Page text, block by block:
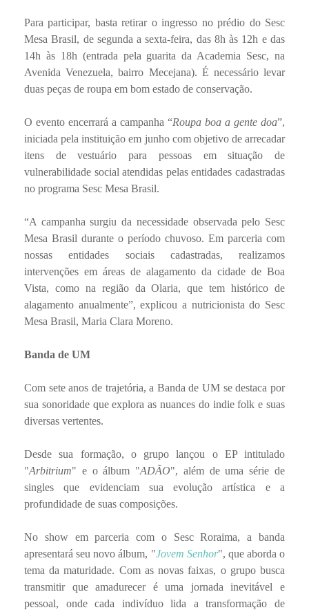
Para participar, basta retirar o ingresso no prédio do Sesc
Mesa Brasil, de segunda a sexta-feira, das 8h às 12h e das
14h às 18h (entrada pela guarita da Academia Sesc, na
Avenida Venezuela, bairro Mecejana). É necessário levar
duas peças de roupa em bom estado de conservação.
O evento encerrará a campanha “Roupa boa a gente doa”,
iniciada pela instituição em junho com objetivo de arrecadar
itens de vestuário para pessoas em situação de
vulnerabilidade social atendidas pelas entidades cadastradas
no programa Sesc Mesa Brasil.
“A campanha surgiu da necessidade observada pelo Sesc
Mesa Brasil durante o período chuvoso. Em parceria com
nossas entidades sociais cadastradas, realizamos
intervenções em áreas de alagamento da cidade de Boa
Vista, como na região da Olaria, que tem histórico de
alagamento anualmente”, explicou a nutricionista do Sesc
Mesa Brasil, Maria Clara Moreno.
Banda de UM
Com sete anos de trajetória, a Banda de UM se destaca por
sua sonoridade que explora as nuances do indie folk e suas
diversas vertentes.
Desde sua formação, o grupo lançou o EP intitulado
"Arbitrium" e o álbum "ADÃO", além de uma série de
singles que evidenciam sua evolução artística e a
profundidade de suas composições.
No show em parceria com o Sesc Roraima, a banda
apresentará seu novo álbum, "Jovem Senhor", que aborda o
tema da maturidade. Com as novas faixas, o grupo busca
transmitir que amadurecer é uma jornada inevitável e
pessoal, onde cada indivíduo lida a transformação de